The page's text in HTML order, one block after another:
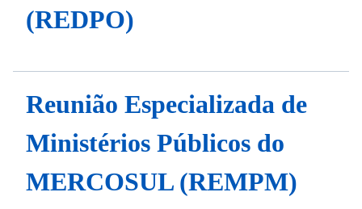
(REDPO)
Reunião Especializada de
Ministérios Públicos do
MERCOSUL (REMPM)